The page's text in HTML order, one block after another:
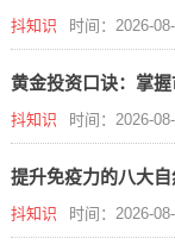
抖知识 时间：2026-
黄金投资口诀：掌
抖知识 时间：2026-
提升免疫力的八大
抖知识 时间：2026-